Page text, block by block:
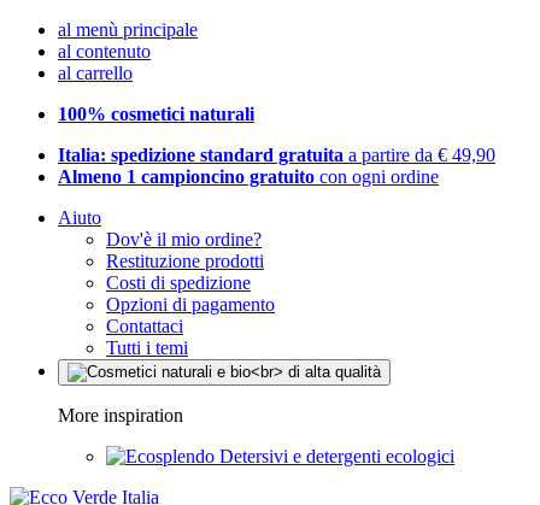
al menù principale
al contenuto
al carrello
100% cosmetici naturali
Italia: spedizione standard gratuita a partire da € 49,90
Almeno 1 campioncino gratuito con ogni ordine
Aiuto
Dov'è il mio ordine?
Restituzione prodotti
Costi di spedizione
Opzioni di pagamento
Contattaci
Tutti i temi
More inspiration
Detersivi e detergenti ecologici